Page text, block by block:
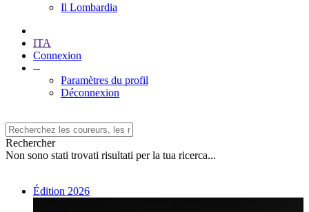
Il Lombardia
ITA
Connexion
--
Paramètres du profil
Déconnexion
Rechercher
Non sono stati trovati risultati per la tua ricerca...
Édition 2026